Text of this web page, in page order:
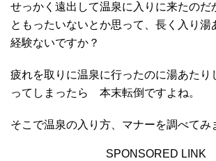
せっかく遠出して温泉に入りに来たのだ
ともったいないとか思って、長く入り湯
経験ないですか？
疲れを取りに温泉に行ったのに湯あたり
ってしまったら 本末転倒ですよね。
そこで温泉の入り方、マナーを調べてみ
SPONSORED LINK